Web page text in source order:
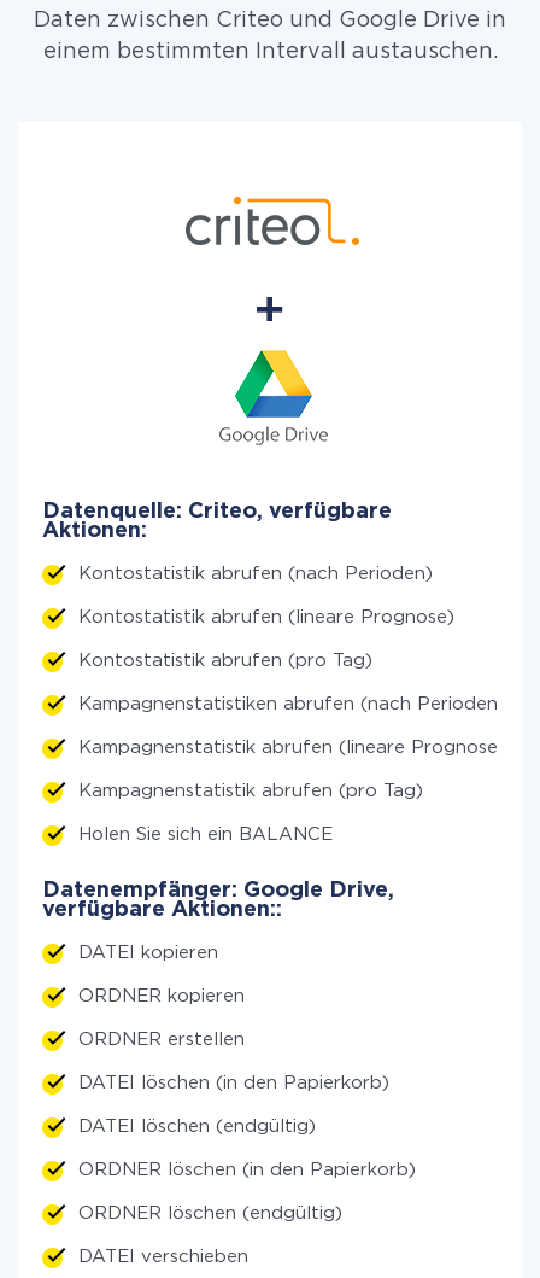
Daten zwischen Criteo und Google Drive in
einem bestimmten Intervall austauschen.
Datenquelle: Criteo, verfügbare
Aktionen:
Kontostatistik abrufen (nach Perioden)
Kontostatistik abrufen (lineare Prognose)
Kontostatistik abrufen (pro Tag)
Kampagnenstatistiken abrufen (nach Perioden)
Kampagnenstatistik abrufen (lineare Prognose)
Kampagnenstatistik abrufen (pro Tag)
Holen Sie sich ein BALANCE
Datenempfänger: Google Drive,
verfügbare Aktionen::
DATEI kopieren
ORDNER kopieren
ORDNER erstellen
DATEI löschen (in den Papierkorb)
DATEI löschen (endgültig)
ORDNER löschen (in den Papierkorb)
ORDNER löschen (endgültig)
DATEI verschieben